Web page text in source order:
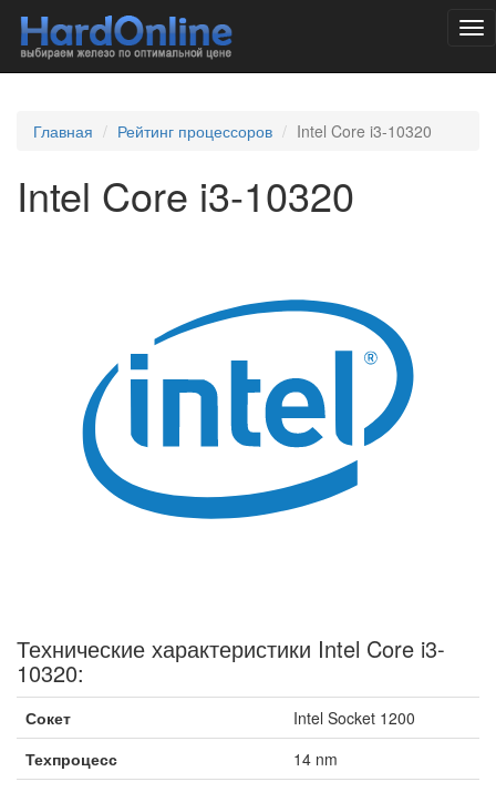
Главная Рейтинг процессоров Intel Core i3-10320
Intel Core i3-10320
Технические характеристики Intel Core i3-
10320:
Сокет
Intel Socket 1200
Техпроцесс
14 nm